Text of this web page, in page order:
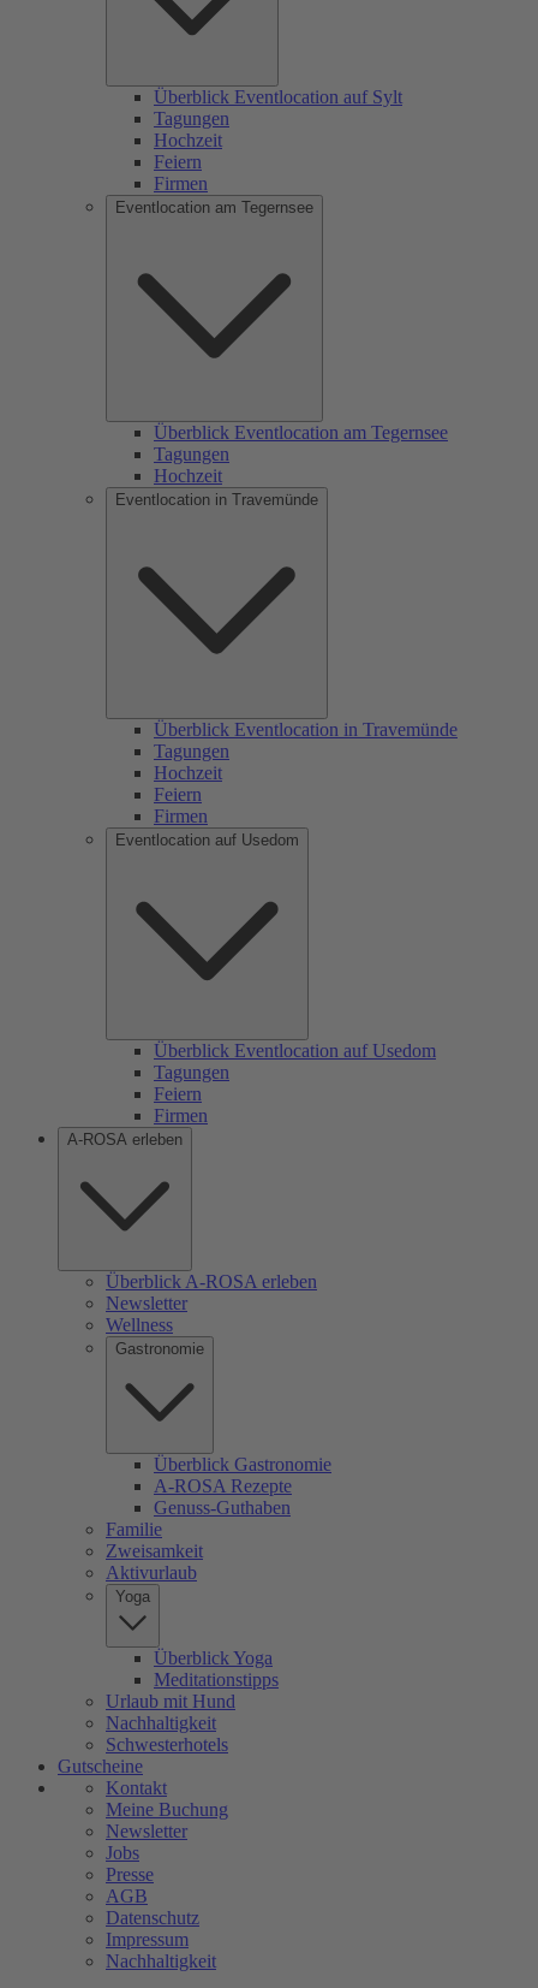
Überblick Eventlocation auf Sylt
Tagungen
Hochzeit
Feiern
Firmen
Eventlocation am Tegernsee
Überblick Eventlocation am Tegernsee
Tagungen
Hochzeit
Eventlocation in Travemünde
Überblick Eventlocation in Travemünde
Tagungen
Hochzeit
Feiern
Firmen
Eventlocation auf Usedom
Überblick Eventlocation auf Usedom
Tagungen
Feiern
Firmen
A-ROSA erleben
Überblick A-ROSA erleben
Newsletter
Wellness
Gastronomie
Überblick Gastronomie
A-ROSA Rezepte
Genuss-Guthaben
Familie
Zweisamkeit
Aktivurlaub
Yoga
Überblick Yoga
Meditationstipps
Urlaub mit Hund
Nachhaltigkeit
Schwesterhotels
Gutscheine
Kontakt
Meine Buchung
Newsletter
Jobs
Presse
AGB
Datenschutz
Impressum
Nachhaltigkeit